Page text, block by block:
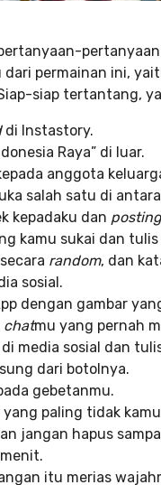
pertanyaan
dari permainan ini,
siap tertantang,
di Instastory.
Raya” di luar.
anggota
salah satu di
kepadaku dan posting
kamu sukai dan
random, dan
sosial.
dengan gambar
chatmu yang pernah
media sosial dan
dari botolnya.
gebetanmu.
paling tidak
jangan hapus
itu merias